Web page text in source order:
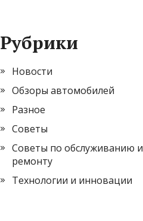
Рубрики
Новости
Обзоры автомобилей
Разное
Советы
Советы по обслуживанию и
ремонту
Технологии и инновации